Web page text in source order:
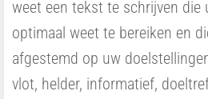
weet een tekst te schrijven die
optimaal weet te bereiken en
afgestemd op uw
vlot, helder, informatief,